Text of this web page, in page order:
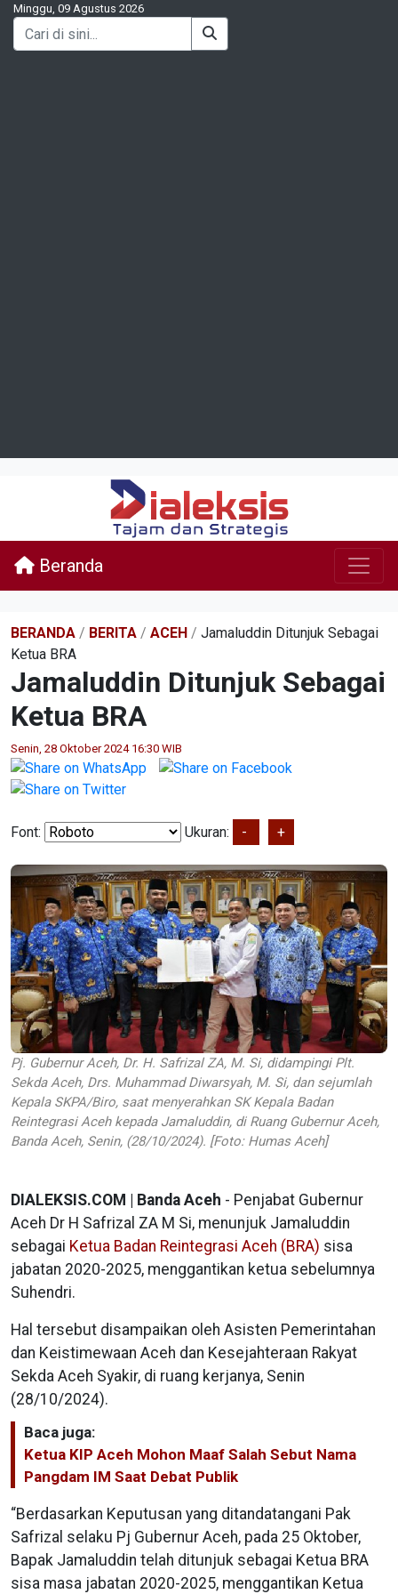
Minggu, 09 Agustus 2026
Beranda
BERANDA / BERITA / ACEH / Jamaluddin Ditunjuk Sebagai
Ketua BRA
Jamaluddin Ditunjuk Sebagai
Ketua BRA
Senin, 28 Oktober 2024 16:30 WIB
Font: Ukuran: - +
Pj. Gubernur Aceh, Dr. H. Safrizal ZA, M. Si, didampingi Plt.
Sekda Aceh, Drs. Muhammad Diwarsyah, M. Si, dan sejumlah
Kepala SKPA/Biro, saat menyerahkan SK Kepala Badan
Reintegrasi Aceh kepada Jamaluddin, di Ruang Gubernur Aceh,
Banda Aceh, Senin, (28/10/2024). [Foto: Humas Aceh]
DIALEKSIS.COM | Banda Aceh - Penjabat Gubernur
Aceh Dr H Safrizal ZA M Si, menunjuk Jamaluddin
sebagai Ketua Badan Reintegrasi Aceh (BRA) sisa
jabatan 2020-2025, menggantikan ketua sebelumnya
Suhendri.
Hal tersebut disampaikan oleh Asisten Pemerintahan
dan Keistimewaan Aceh dan Kesejahteraan Rakyat
Sekda Aceh Syakir, di ruang kerjanya, Senin
(28/10/2024).
Baca juga:
Ketua KIP Aceh Mohon Maaf Salah Sebut Nama
Pangdam IM Saat Debat Publik
“Berdasarkan Keputusan yang ditandatangani Pak
Safrizal selaku Pj Gubernur Aceh, pada 25 Oktober,
Bapak Jamaluddin telah ditunjuk sebagai Ketua BRA
sisa masa jabatan 2020-2025, menggantikan Ketua